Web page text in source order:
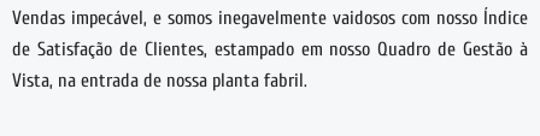
Vendas impecável, e somos inegavelmente vaidosos com nosso Índice
de Satisfação de Clientes, estampado em nosso Quadro de Gestão à
Vista, na entrada de nossa planta fabril.